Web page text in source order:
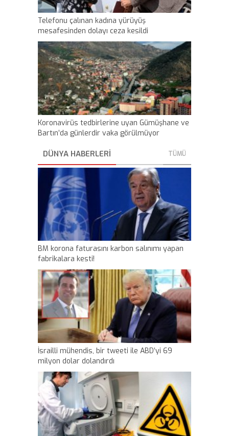
Telefonu çalınan kadına yürüyüş
mesafesinden dolayı ceza kesildi
Koronavirüs tedbirlerine uyan Gümüşhane ve
Bartın’da günlerdir vaka görülmüyor
DÜNYA HABERLERİ TÜMÜ
BM korona faturasını karbon salınımı yapan
fabrikalara kesti!
İsrailli mühendis, bir tweeti ile ABD’yi 69
milyon dolar dolandırdı